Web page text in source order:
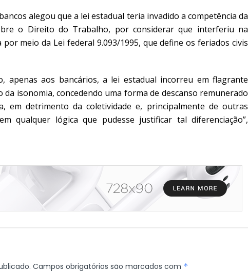
alegou que a lei estadual teria invadido a competência da
o Direito do Trabalho, por considerar que interferiu na
por meio da Lei federal 9.093/1995, que define os feriados civis
aos bancários, a lei estadual incorreu em flagrante
isonomia, concedendo uma forma de descanso remunerado
em detrimento da coletividade e, principalmente de outras
qualquer lógica que pudesse justificar tal diferenciação”,
Campos obrigatórios são marcados com *